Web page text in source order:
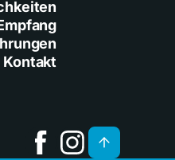
Kontakt